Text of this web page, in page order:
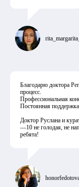
Благодарю доктора
процесс.
Профессиональная
Постоянная
Доктор Руслана и
—10 не голодая, не
ребята!